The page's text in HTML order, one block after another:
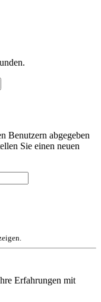
Benutzern abgegeben
Sie einen neuen
Erfahrungen mit